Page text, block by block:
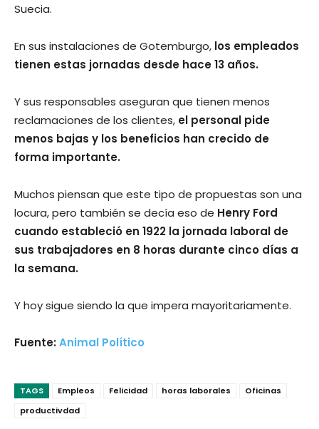
Suecia.
En sus instalaciones de Gotemburgo, los empleados
tienen estas jornadas desde hace 13 años.
Y sus responsables aseguran que tienen menos
reclamaciones de los clientes, el personal pide
menos bajas y los beneficios han crecido de
forma importante.
Muchos piensan que este tipo de propuestas son una
locura, pero también se decía eso de Henry Ford
cuando estableció en 1922 la jornada laboral de
sus trabajadores en 8 horas durante cinco días a
la semana.
Y hoy sigue siendo la que impera mayoritariamente.
Fuente:Animal Político
TAGS Empleos Felicidad horas laborales
Oficinas
productivdad